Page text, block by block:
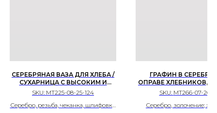
СЕРЕБРЯНАЯ ВАЗА ДЛЯ ХЛЕБА /
СУХАРНИЦА С ВЫСОКИМ И
БОГАТО УКРАШЕННЫМ БОРТОМ
И РУЧКОЙ В СТИЛЕ
"ХИЛЬДЕСХАЙМСКАЯ РОЗА".
SKU: МТ225-08-25-124
Серебро, резьба, чеканка, шлифовка,
ГРАФИН В
ОПРАВЕ ХЛЕБНИКОВ,
ГОДЫ. МОДЕРН.
МОСКВА
SKU: МТ266-07-26-
Серебро, золочение;